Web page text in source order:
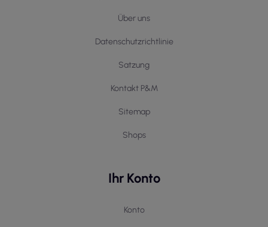
Über uns
Datenschutzrichtlinie
Satzung
Kontakt P&M
Sitemap
Shops
Ihr Konto
Konto